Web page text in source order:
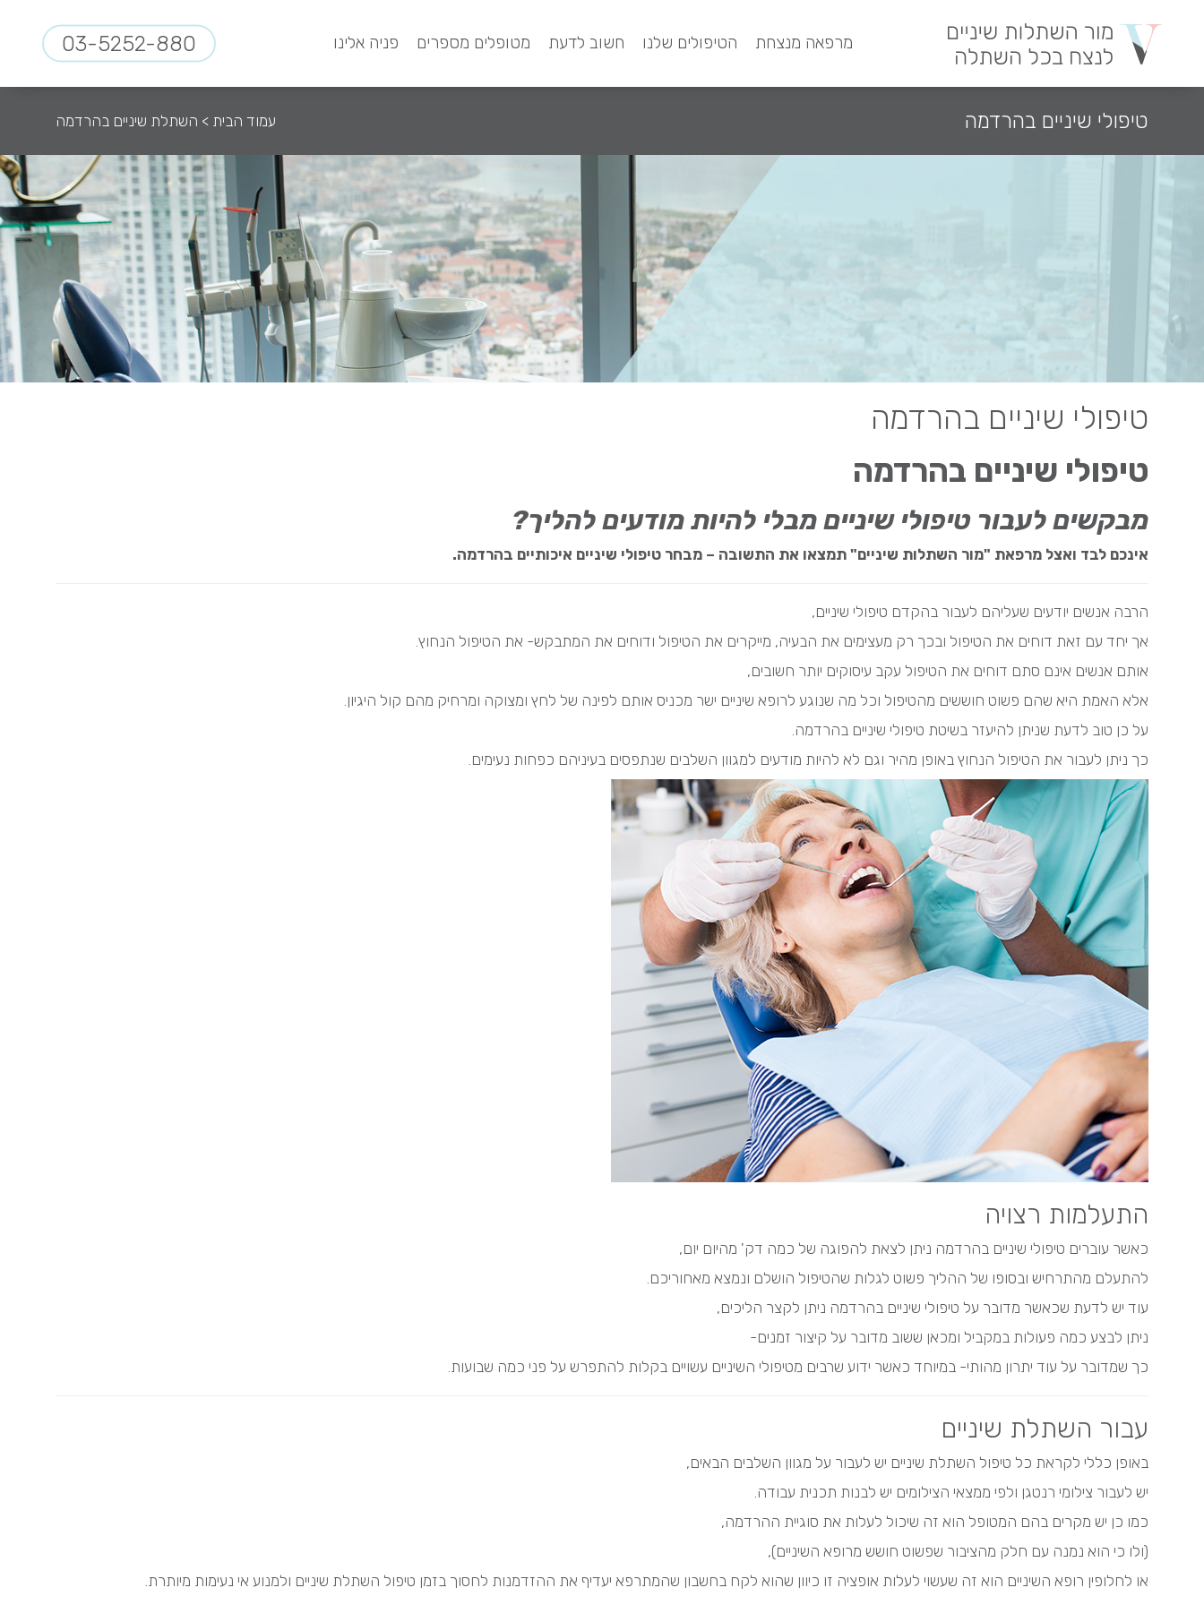
מרפאה מנצחת הטיפולים שלנו חשוב לדעת מטופלים מספרים פניה אלינו 03-5252-880
טיפולי שיניים בהרדמה עמוד הבית > השתלת שיניים בהרדמה
טיפולי שיניים בהרדמה
טיפולי שיניים בהרדמה
מבקשים לעבור טיפולי שיניים מבלי להיות מודעים להליך?
אינכם לבד ואצל מרפאת "מור השתלות שיניים" תמצאו את התשובה – מבחר טיפולי שיניים איכותיים בהרדמה.
הרבה אנשים יודעים שעליהם לעבור בהקדם טיפולי שיניים,
אך יחד עם זאת דוחים את הטיפול ובכך רק מעצימים את הבעיה, מייקרים את הטיפול ודוחים את המתבקש- את הטיפול הנחוץ.
אותם אנשים אינם סתם דוחים את הטיפול עקב עיסוקים יותר חשובים,
אלא האמת היא שהם פשוט חוששים מהטיפול וכל מה שנוגע לרופא שיניים ישר מכניס אותם לפינה של לחץ ומצוקה ומרחיק מהם קול היגיון.
על כן טוב לדעת שניתן להיעזר בשיטת טיפולי שיניים בהרדמה.
כך ניתן לעבור את הטיפול הנחוץ באופן מהיר וגם לא להיות מודעים למגוון השלבים שנתפסים בעיניהם כפחות נעימים.
התעלמות רצויה
כאשר עוברים טיפולי שיניים בהרדמה ניתן לצאת להפוגה של כמה דק' מהיום יום,
להתעלם מהתרחיש ובסופו של ההליך פשוט לגלות שהטיפול הושלם ונמצא מאחוריכם.
עוד יש לדעת שכאשר מדובר על טיפולי שיניים בהרדמה ניתן לקצר הליכים,
ניתן לבצע כמה פעולות במקביל ומכאן ששוב מדובר על קיצור זמנים-
כך שמדובר על עוד יתרון מהותי- במיוחד כאשר ידוע שרבים מטיפולי השיניים עשויים בקלות להתפרש על פני כמה שבועות.
עבור השתלת שיניים
באופן כללי לקראת כל טיפול השתלת שיניים יש לעבור על מגוון השלבים הבאים,
יש לעבור צילומי רנטגן ולפי ממצאי הצילומים יש לבנות תכנית עבודה.
כמו כן יש מקרים בהם המטופל הוא זה שיכול לעלות את סוגיית ההרדמה,
(ולו כי הוא נמנה עם חלק מהציבור שפשוט חושש מרופא השיניים),
או לחלופין רופא השיניים הוא זה שעשוי לעלות אופציה זו כיוון שהוא לקח בחשבון שהמתרפא יעדיף את ההזדמנות לחסוך בזמן טיפול השתלת שיניים ולמנוע אי נעימות מיותרת.